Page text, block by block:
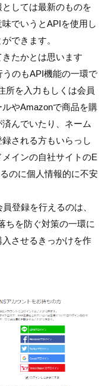
しては最新のものを
でいうとAPIを使用し
できます。
たかとは思います
のもAPI機能の一環で
所を入力もしくは会員
やAmazonで商品を購
んでいたり、ネーム
される方もいらっし
インの自社サイトのE
のに個人情報的に不安
登録を行えるのは、
ちを防ぐ対策の一環に
させるきっかけを作